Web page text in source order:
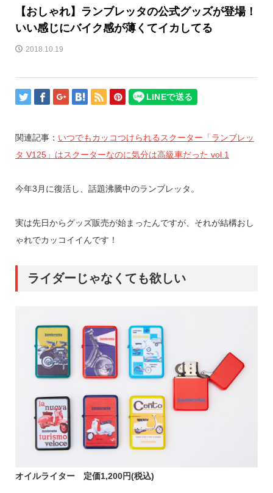
【おしゃれ】ランブレッタの公式グッズが登場！
いい感じにバイク感が薄くてイカしてる
2018.10.19
関連記事： いつでもカッコつけられるスクーター「ランブレッ
タ V125」はスクーターなのに気分は高級車だった vol.1
今年3月に復活し、話題沸騰中のランブレッタ。
実は先日からグッズ販売が始まったんですが、それが結構おし
ゃれでカッコイイんです！
ライダーじゃなくても欲しい
オイルライター 定価1,200円(税込)